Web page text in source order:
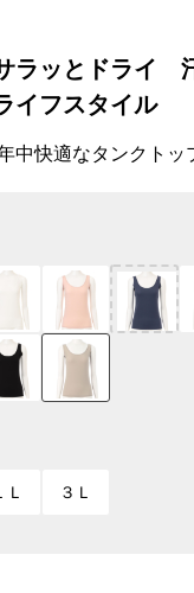
ッとドライ
イフスタイル
中快適なタンクトッ
Ｌ ３Ｌ